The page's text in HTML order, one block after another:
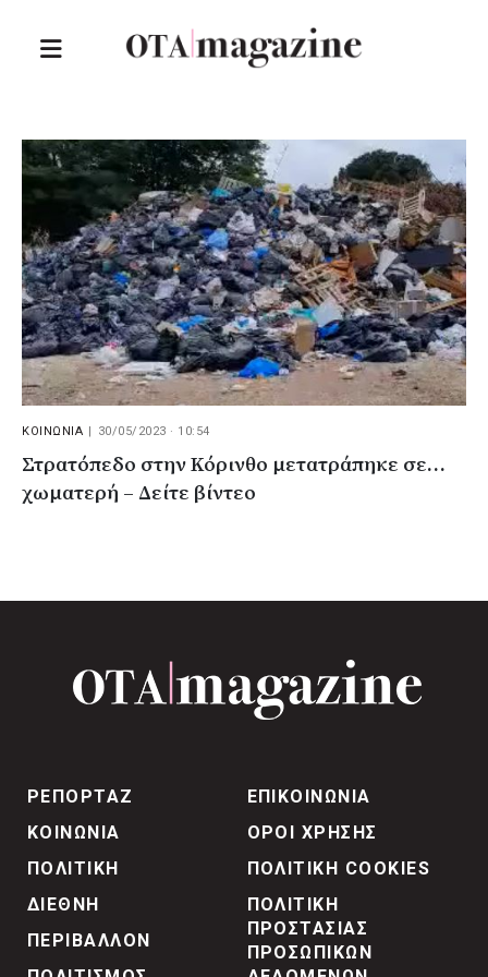
ΚΟΙΝΩΝΙΑ 30/05/2023 · 10:54
Στρατόπεδο στην Κόρινθο μετατράπηκε σε…
χωματερή – Δείτε βίντεο
ΡΕΠΟΡΤΑΖ
ΚΟΙΝΩΝΙΑ
ΠΟΛΙΤΙΚΗ
ΔΙΕΘΝΗ
ΠΕΡΙΒΑΛΛΟΝ
ΕΠΙΚΟΙΝΩΝΙΑ
ΟΡΟΙ ΧΡΗΣΗΣ
ΠΟΛΙΤΙΚΗ COOKIES
ΠΟΛΙΤΙΚΗ
ΠΡΟΣΤΑΣΙΑΣ
ΠΡΟΣΩΠΙΚΩΝ